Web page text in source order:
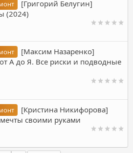
[Григорий Белугин]
(2024)
[Максим Назаренко]
А до Я. Все риски и подводные
[Кристина Никифорова]
своими руками